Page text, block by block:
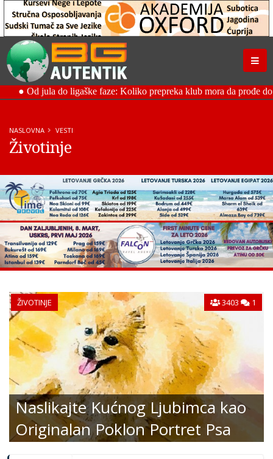
NASLOVNA VESTI
Životinje
ŽIVOTINJE 3403 1
Naslikajte Kućnog Ljubimca kao
Originalan Poklon Portret Psa